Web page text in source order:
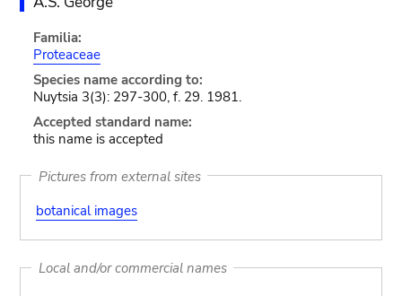
Familia:
Proteaceae
Species name according to:
Nuytsia 3(3): 297-300, f. 29. 1981.
Accepted standard name:
this name is accepted
Pictures from external sites
botanical images
Local and/or commercial names